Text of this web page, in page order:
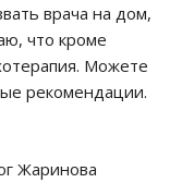
врача на дом,
что кроме
Можете
рекомендации.
Жаринова